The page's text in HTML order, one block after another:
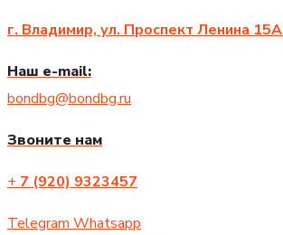
г. Владимир, ул. Проспект Ленина 15А
Наш e-mail:
bondbg@bondbg.ru
Звоните нам
+ 7 (920) 9323457
Telegram Whatsapp